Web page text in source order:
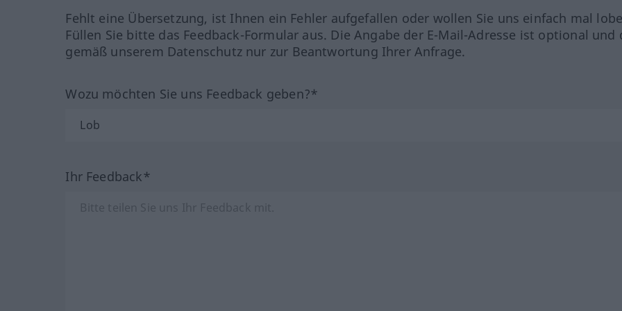
Fehlt eine Übersetzung, ist Ihnen ein Fehler aufgefallen oder wollen Sie uns einfach mal
Füllen Sie bitte das Feedback-Formular aus. Die Angabe der E-Mail-Adresse ist optional und
gemäß unserem Datenschutz nur zur Beantwortung Ihrer Anfrage.
Wozu möchten Sie uns Feedback geben?*
Ihr Feedback*